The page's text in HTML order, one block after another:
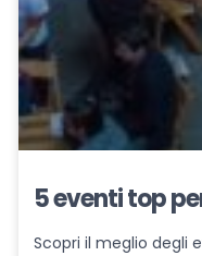
5 eventi top
Scopri il meglio degli